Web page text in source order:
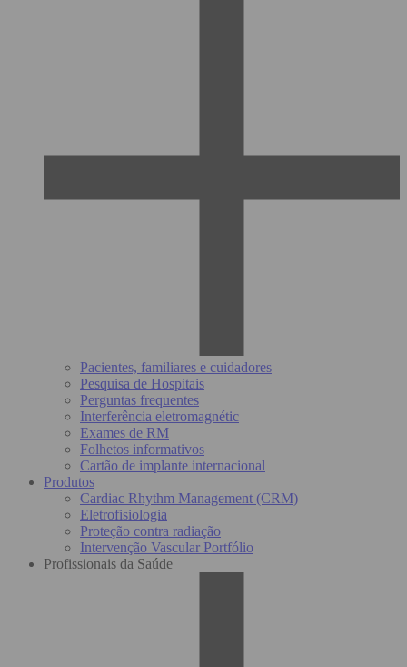
Pacientes, familiares e cuidadores
Pesquisa de Hospitais
Perguntas frequentes
Interferência eletromagnétic
Exames de RM
Folhetos informativos
Cartão de implante internacional
Produtos
Cardiac Rhythm Management (CRM)
Eletrofisiologia
Proteção contra radiação
Intervenção Vascular Portfólio
Profissionais da Saúde